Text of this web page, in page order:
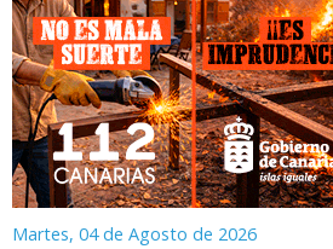
Martes, 04 de Agosto de 2026